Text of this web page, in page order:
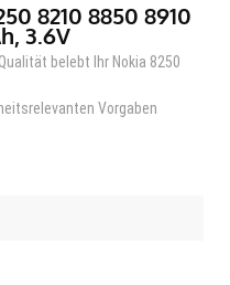
8210 8850 8910
3.6V
belebt Ihr Nokia 8250
Vorgaben